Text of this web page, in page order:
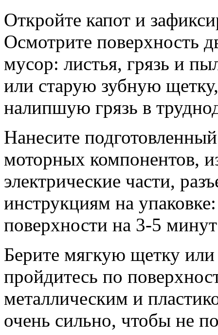
Откройте капот и
Осмотрите поверхность
мусор: листья, грязь и
или старую зубную
налипшую грязь в
Нанесите
моторных компонентов,
электрические части,
инструкциям на упаковке:
поверхности на 3-5
Берите мягкую щетку или
пройдитесь по
металлическим и
очень сильно, чтобы не